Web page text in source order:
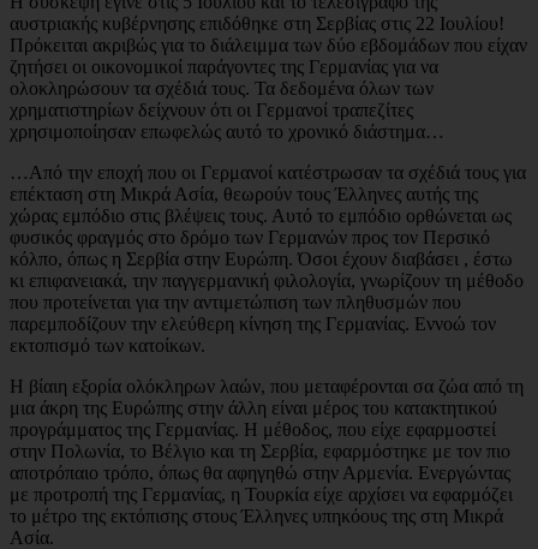
αυστριακής κυβέρνησης επιδόθηκε στη Σερβίας στις 22 Ιουλίου!
Πρόκειται ακριβώς για το διάλειμμα των δύο εβδομάδων που είχαν
ζητήσει οι οικονομικοί παράγοντες της Γερμανίας για να
ολοκληρώσουν τα σχέδιά τους. Τα δεδομένα όλων των
χρηματιστηρίων δείχνουν ότι οι Γερμανοί τραπεζίτες
χρησιμοποίησαν επωφελώς αυτό το χρονικό διάστημα…
…Από την εποχή που οι Γερμανοί κατέστρωσαν τα σχέδιά τους για
επέκταση στη Μικρά Ασία, θεωρούν τους Έλληνες αυτής της
χώρας εμπόδιο στις βλέψεις τους. Αυτό το εμπόδιο ορθώνεται ως
φυσικός φραγμός στο δρόμο των Γερμανών προς τον Περσικό
κόλπο, όπως η Σερβία στην Ευρώπη. Όσοι έχουν διαβάσει , έστω
κι επιφανειακά, την παγγερμανική φιλολογία, γνωρίζουν τη μέθοδο
που προτείνεται για την αντιμετώπιση των πληθυσμών που
παρεμποδίζουν την ελεύθερη κίνηση της Γερμανίας. Εννοώ τον
εκτοπισμό των κατοίκων.
Η βίαιη εξορία ολόκληρων λαών, που μεταφέρονται σα ζώα από τη
μια άκρη της Ευρώπης στην άλλη είναι μέρος του κατακτητικού
προγράμματος της Γερμανίας. Η μέθοδος, που είχε εφαρμοστεί
στην Πολωνία, το Βέλγιο και τη Σερβία, εφαρμόστηκε με τον πιο
αποτρόπαιο τρόπο, όπως θα αφηγηθώ στην Αρμενία. Ενεργώντας
με προτροπή της Γερμανίας, η Τουρκία είχε αρχίσει να εφαρμόζει
το μέτρο της εκτόπισης στους Έλληνες υπηκόους της στη Μικρά
Ασία.